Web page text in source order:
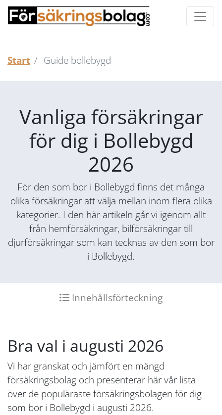
Start Guide bollebygd
Vanliga försäkringar
för dig i Bollebygd
2026
För den som bor i Bollebygd finns det många
olika försäkringar att välja mellan inom flera olika
kategorier. I den här artikeln går vi igenom allt
från hemförsäkringar, bilförsäkringar till
djurförsäkringar som kan tecknas av den som bor
i Bollebygd.
Innehållsförteckning
Bra val i augusti 2026
Vi har granskat och jämfört en mängd
försäkringsbolag och presenterar här vår lista
över de populäraste försäkringsbolagen för dig
som bor i Bollebygd i augusti 2026.